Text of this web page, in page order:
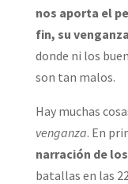
nos aporta el
fin, su venganza
donde ni los
son tan malos.
Hay muchas
venganza. En
narración de
batallas en las